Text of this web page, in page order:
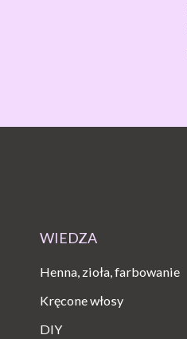
WIEDZA
Henna, zioła, farbowanie
Kręcone włosy
DIY